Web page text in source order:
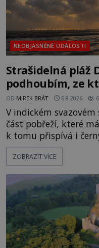
NEOBJASNĚNÉ UDÁLOSTI
Strašidelná pláž
podhoubím, ze
OD MIREK BRÁT 6.8.2026
V indickém
část pobřeží, které
k tomu přispívá i
pláž takové netypické
pravdivé historky, že
následovat.
Surat. Gu
ZOBRAZIT VÍCE